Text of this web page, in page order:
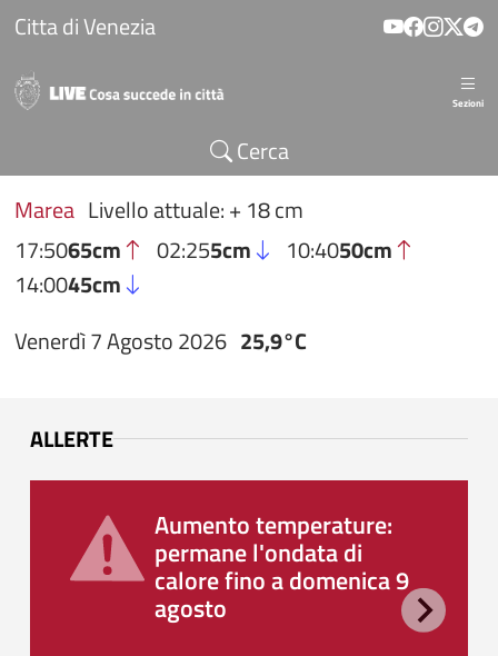
Salta al contenuto principale
Citta di Venezia
Sezioni
Cerca
Marea Livello attuale: + 18 cm
17:5065cm 02:255cm 10:4050cm
14:0045cm
Venerdì 7 Agosto 2026 25,9°C
ALLERTE
Aumento temperature:
permane l'ondata di
calore fino a domenica 9
agosto